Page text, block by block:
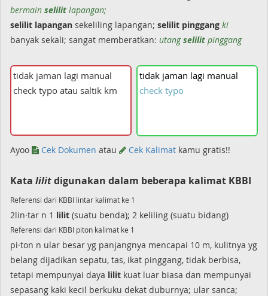
bermain selilit lapangan;
selilit lapangan sekeliling lapangan; selilit pinggang ki
banyak sekali; sangat memberatkan: utangselilit pinggang
tidak jaman lagi manual
check typo
Ayoo Cek Dokumen atau Cek Kalimat kamu gratis!!
Kata lilitdigunakan dalam beberapa kalimat KBBI
Referensi dari KBBI lintar kalimat ke 1
2lin·tar n 1 lilit (suatu benda); 2 keliling (suatu bidang)
Referensi dari KBBI piton kalimat ke 1
pi·ton n ular besar yg panjangnya mencapai 10 m, kulitnya yg
belang dijadikan sepatu, tas, ikat pinggang, tidak berbisa,
tetapi mempunyai daya lilit kuat luar biasa dan mempunyai
sepasang kaki kecil berkuku dekat duburnya; ular sanca;